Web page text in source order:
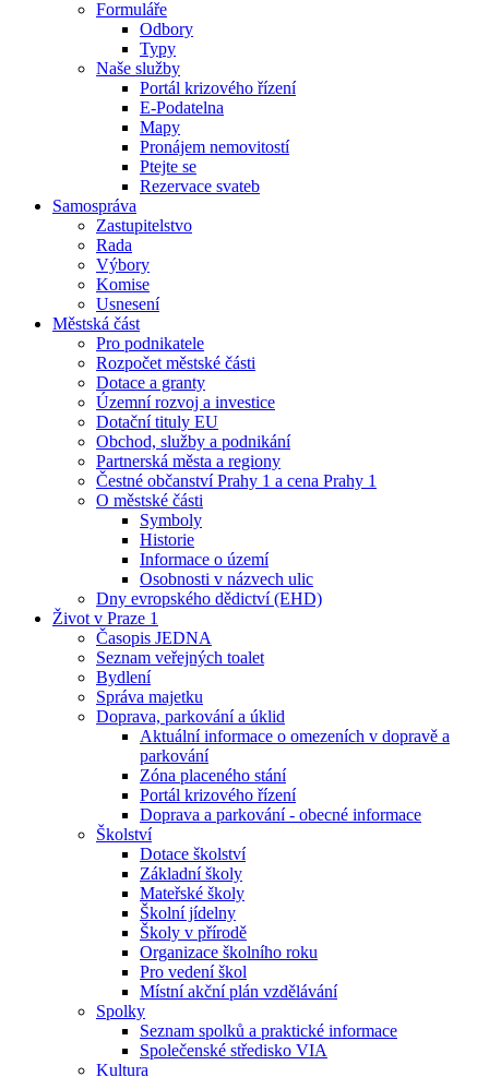
Formuláře
Odbory
Typy
Naše služby
Portál krizového řízení
E-Podatelna
Mapy
Pronájem nemovitostí
Ptejte se
Rezervace svateb
Samospráva
Zastupitelstvo
Rada
Výbory
Komise
Usnesení
Městská část
Pro podnikatele
Rozpočet městské části
Dotace a granty
Územní rozvoj a investice
Dotační tituly EU
Obchod, služby a podnikání
Partnerská města a regiony
Čestné občanství Prahy 1 a cena Prahy 1
O městské části
Symboly
Historie
Informace o území
Osobnosti v názvech ulic
Dny evropského dědictví (EHD)
Život v Praze 1
Časopis JEDNA
Seznam veřejných toalet
Bydlení
Správa majetku
Doprava, parkování a úklid
Aktuální informace o omezeních v dopravě a
parkování
Zóna placeného stání
Portál krizového řízení
Doprava a parkování - obecné informace
Školství
Dotace školství
Základní školy
Mateřské školy
Školní jídelny
Školy v přírodě
Organizace školního roku
Pro vedení škol
Místní akční plán vzdělávání
Spolky
Seznam spolků a praktické informace
Společenské středisko VIA
Kultura